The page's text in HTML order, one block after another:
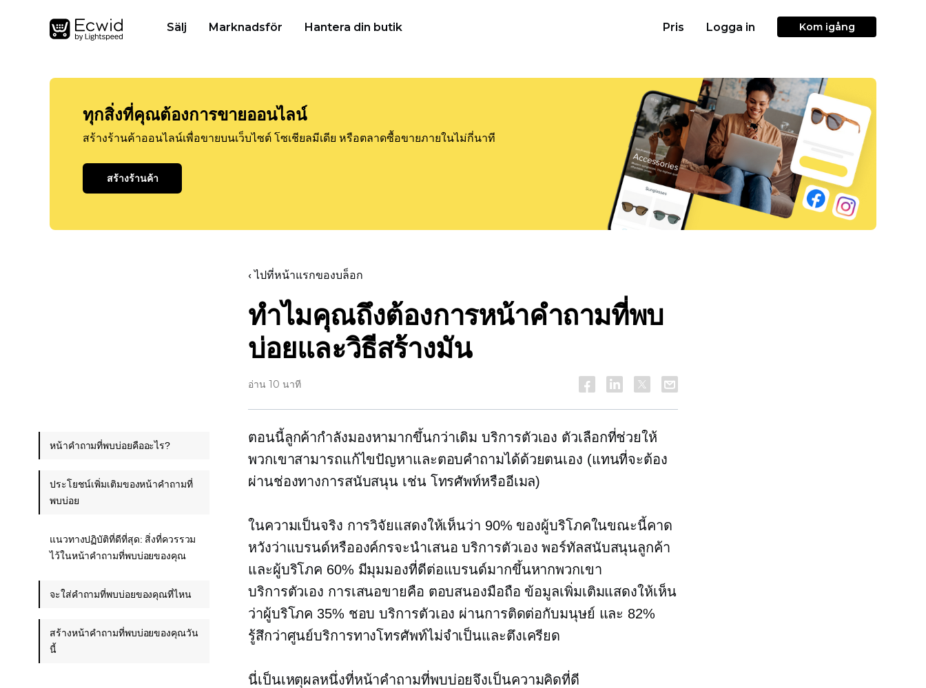
Sälj Marknadsför Hantera din butik Pris Logga in Kom igång
ทุกสิ่งที่คุณต้องการขายออนไลน์
สร้างร้านค้าออนไลน์เพื่อขายบนเว็บไซต์ โซเชียลมีเดีย หรือตลาดซื้อขายภายในไม่กี่นาที
สร้างร้านค้า
‹ ไปที่หน้าแรกของบล็อก
ทำไมคุณถึงต้องการหน้าคำถามที่พบ
บ่อยและวิธีสร้างมัน
อ่าน 10 นาที
ตอนนี้ลูกค้ากำลังมองหามากขึ้นกว่าเดิมบริการตัวเอง ตัวเลือกที่ช่วยให้
พวกเขาสามารถแก้ไขปัญหาและตอบคำถามได้ด้วยตนเอง (แทนที่จะต้อง
ผ่านช่องทางการสนับสนุน เช่น โทรศัพท์หรืออีเมล)
ในความเป็นจริง การวิจัยแสดงให้เห็นว่า 90% ของผู้บริโภคในขณะนี้คาด
หวังว่าแบรนด์หรือองค์กรจะนำเสนอบริการตัวเอง พอร์ทัลสนับสนุนลูกค้า
และผู้บริโภค 60% มีมุมมองที่ดีต่อแบรนด์มากขึ้นหากพวกเขา
บริการตัวเอง การเสนอขายคือ ตอบสนองมือถือ ข้อมูลเพิ่มเติมแสดงให้เห็น
ว่าผู้บริโภค 35% ชอบบริการตัวเอง ผ่านการติดต่อกับมนุษย์ และ 82%
รู้สึกว่าศูนย์บริการทางโทรศัพท์ไม่จำเป็นและตึงเครียด
นี่เป็นเหตุผลหนึ่งที่หน้าคำถามที่พบบ่อยจึงเป็นความคิดที่ดี
หน้าคำถามที่พบบ่อยคืออะไร?
ประโยชน์เพิ่มเติมของหน้าคำถามที่
พบบ่อย
แนวทางปฏิบัติที่ดีที่สุด: สิ่งที่ควรรวม
ไว้ในหน้าคำถามที่พบบ่อยของคุณ
จะใส่คำถามที่พบบ่อยของคุณที่ไหน
สร้างหน้าคำถามที่พบบ่อยของคุณวัน
นี้